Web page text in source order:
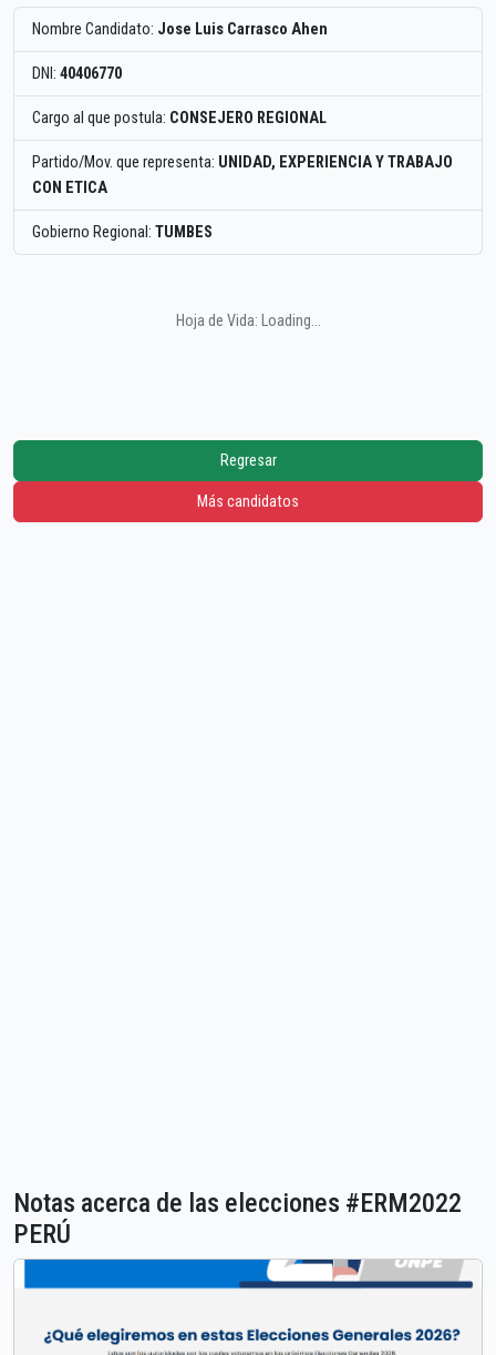
Nombre Candidato: Jose Luis Carrasco Ahen
DNI: 40406770
Cargo al que postula: CONSEJERO REGIONAL
Partido/Mov. que representa: UNIDAD, EXPERIENCIA Y TRABAJO
CON ETICA
Gobierno Regional: TUMBES
Hoja de Vida: Loading...
Regresar
Más candidatos
Notas acerca de las elecciones #ERM2022
PERÚ